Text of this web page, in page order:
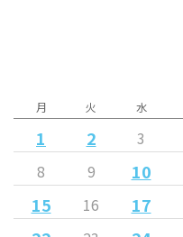
月 火 水
1 2 3
8 9 10
15 16 17